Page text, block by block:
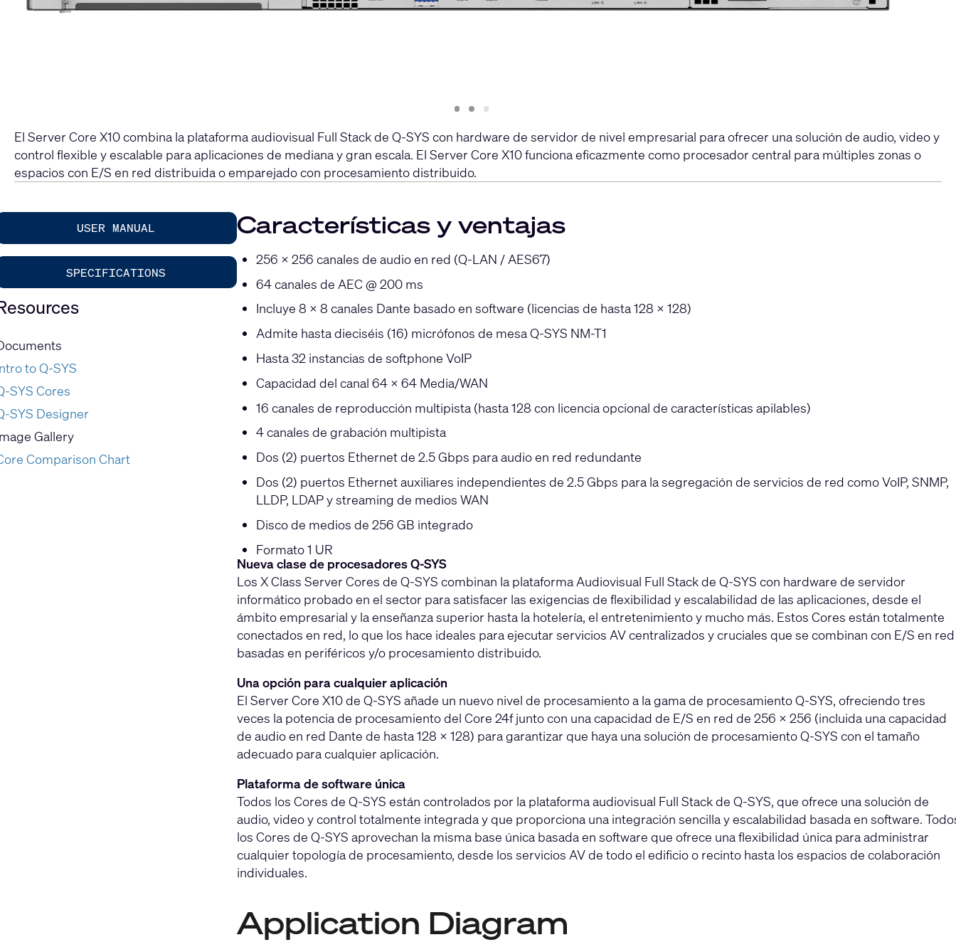
Slide
1 Slide
2 Slide
3
El Server Core X10 combina la plataforma audiovisual Full Stack de Q-SYS con hardware de servidor de nivel empresarial para ofrecer una solución de audio, video y
control flexible y escalable para aplicaciones de mediana y gran escala. El Server Core X10 funciona eficazmente como procesador central para múltiples zonas o
espacios con E/S en red distribuida o emparejado con procesamiento distribuido.
USER MANUAL
SPECIFICATIONS
to Q-SYS
SYS Cores
SYS Designer
Gallery
Comparison Chart
Características y ventajas
256 × 256 canales de audio en red (Q-LAN / AES67)
64 canales de AEC @ 200 ms
Incluye 8 × 8 canales Dante basado en software (licencias de hasta 128 × 128)
Admite hasta dieciséis (16) micrófonos de mesa Q-SYS NM-T1
Hasta 32 instancias de softphone VoIP
Capacidad del canal 64 × 64 Media/WAN
16 canales de reproducción multipista (hasta 128 con licencia opcional de características apilables)
4 canales de grabación multipista
Dos (2) puertos Ethernet de 2.5 Gbps para audio en red redundante
Dos (2) puertos Ethernet auxiliares independientes de 2.5 Gbps para la segregación de servicios de red como VoIP, SNMP,
LLDP, LDAP y streaming de medios WAN
Disco de medios de 256 GB integrado
Formato 1 UR
Nueva clase de procesadores Q-SYS
Los X Class Server Cores de Q-SYS combinan la plataforma Audiovisual Full Stack de Q-SYS con hardware de servidor
informático probado en el sector para satisfacer las exigencias de flexibilidad y escalabilidad de las aplicaciones, desde el
ámbito empresarial y la enseñanza superior hasta la hotelería, el entretenimiento y mucho más. Estos Cores están totalmente
conectados en red, lo que los hace ideales para ejecutar servicios AV centralizados y cruciales que se combinan con E/S en red
basadas en periféricos y/o procesamiento distribuido.
Una opción para cualquier aplicación
El Server Core X10 de Q-SYS añade un nuevo nivel de procesamiento a la gama de procesamiento Q-SYS, ofreciendo tres
veces la potencia de procesamiento del Core 24f junto con una capacidad de E/S en red de 256 × 256 (incluida una capacidad
de audio en red Dante de hasta 128 × 128) para garantizar que haya una solución de procesamiento Q-SYS con el tamaño
adecuado para cualquier aplicación.
Plataforma de software única
Todos los Cores de Q-SYS están controlados por la plataforma audiovisual Full Stack de Q-SYS, que ofrece una solución de
audio, video y control totalmente integrada y que proporciona una integración sencilla y escalabilidad basada en software.
los Cores de Q-SYS aprovechan la misma base única basada en software que ofrece una flexibilidad única para administrar
cualquier topología de procesamiento, desde los servicios AV de todo el edificio o recinto hasta los espacios de colaboración
individuales.
Application Diagram